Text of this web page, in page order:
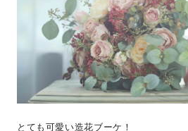
とても可愛い造花ブーケ！